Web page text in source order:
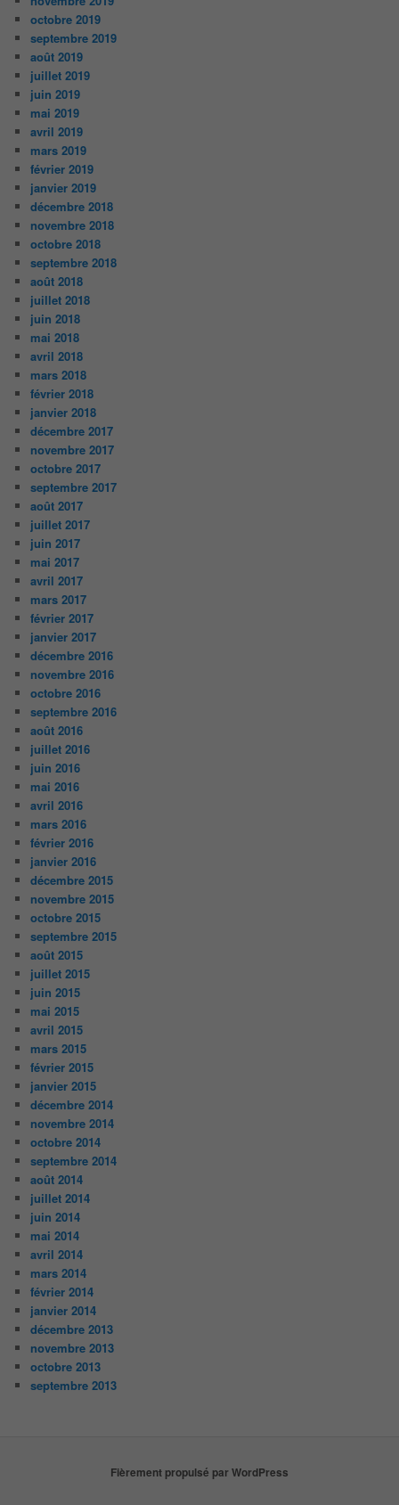
octobre 2019
septembre 2019
août 2019
juillet 2019
juin 2019
mai 2019
avril 2019
mars 2019
février 2019
janvier 2019
décembre 2018
novembre 2018
octobre 2018
septembre 2018
août 2018
juillet 2018
juin 2018
mai 2018
avril 2018
mars 2018
février 2018
janvier 2018
décembre 2017
novembre 2017
octobre 2017
septembre 2017
août 2017
juillet 2017
juin 2017
mai 2017
avril 2017
mars 2017
février 2017
janvier 2017
décembre 2016
novembre 2016
octobre 2016
septembre 2016
août 2016
juillet 2016
juin 2016
mai 2016
avril 2016
mars 2016
février 2016
janvier 2016
décembre 2015
novembre 2015
octobre 2015
septembre 2015
août 2015
juillet 2015
juin 2015
mai 2015
avril 2015
mars 2015
février 2015
janvier 2015
décembre 2014
novembre 2014
octobre 2014
septembre 2014
août 2014
juillet 2014
juin 2014
mai 2014
avril 2014
mars 2014
février 2014
janvier 2014
décembre 2013
novembre 2013
octobre 2013
septembre 2013
Fièrement propulsé par WordPress